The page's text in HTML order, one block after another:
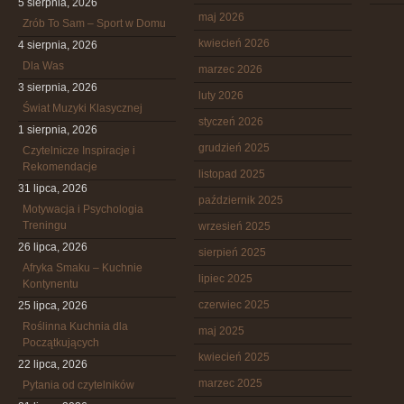
5 sierpnia, 2026
Zrób To Sam – Sport w Domu
4 sierpnia, 2026
Dla Was
3 sierpnia, 2026
Świat Muzyki Klasycznej
1 sierpnia, 2026
Czytelnicze Inspiracje i
Rekomendacje
31 lipca, 2026
Motywacja i Psychologia
Treningu
26 lipca, 2026
Afryka Smaku – Kuchnie
Kontynentu
25 lipca, 2026
Roślinna Kuchnia dla
Początkujących
22 lipca, 2026
Pytania od czytelników
maj 2026
kwiecień 2026
marzec 2026
luty 2026
styczeń 2026
grudzień 2025
listopad 2025
październik 2025
wrzesień 2025
sierpień 2025
lipiec 2025
czerwiec 2025
maj 2025
kwiecień 2025
marzec 2025